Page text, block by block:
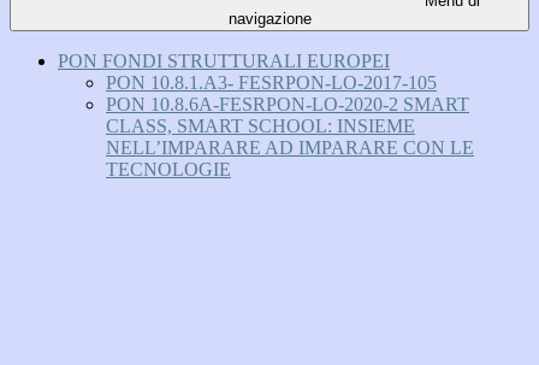
navigazione
PON FONDI STRUTTURALI EUROPEI
PON 10.8.1.A3- FESRPON-LO-2017-105
PON 10.8.6A-FESRPON-LO-2020-2 SMART
CLASS, SMART SCHOOL: INSIEME
NELL’IMPARARE AD IMPARARE CON LE
TECNOLOGIE